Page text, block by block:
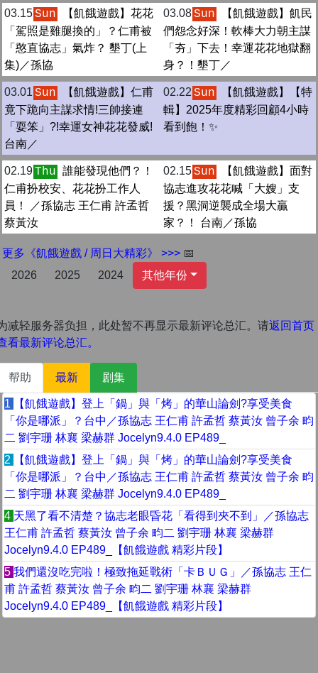
03.15Sun
【飢餓遊戲】花花
「駕照是雞腿換的」？仁甫被
「憨直協志」氣炸？ 墾丁(上
集)／孫協
03.08Sun
【飢餓遊戲】飢民
們怨念好深！軟棒大力朝主謀
「夯」下去！幸運花花地獄翻
身？！墾丁／
03.01 Sun
【飢餓遊戲】仁甫
竟下跪向主謀求情!三帥接連
「耍笨」?!幸運女神花花發威!
台南／
02.22 Sun
【飢餓遊戲】【特
輯】2025年度精彩回顧4小時
看到飽！✨
02.19Thu 誰能發現他們？！
仁甫扮校安、花花扮工作人
員！ ／孫協志 王仁甫 許孟哲
蔡黃汝
02.15Sun
【飢餓遊戲】面對
協志進攻花花喊「大嫂」支
援？黑洞逆襲成全場大贏
家？！ 台南／孫協
更多《飢餓遊戲 / 周日大精彩》 >>> 📅
2026
2025 2024 其他年份
减轻服务器负担，此处暂不再显示最新评论总汇。请返回首页
看最新评论总汇。
帮助 最新 剧集
1
【飢餓遊戲】登上「鍋」與「烤」的華山論劍?享受美食
「你是哪派」？台中／孫協志 王仁甫 許孟哲 蔡黃汝 曾子余 畇
二 劉宇珊 林襄 梁赫群 Jocelyn9.4.0 EP489_
2
【飢餓遊戲】登上「鍋」與「烤」的華山論劍?享受美食
「你是哪派」？台中／孫協志 王仁甫 許孟哲 蔡黃汝 曾子余 畇
二 劉宇珊 林襄 梁赫群 Jocelyn9.4.0 EP489_
4 天黑了看不清楚？協志老眼昏花「看得到夾不到」／孫協志
王仁甫 許孟哲 蔡黃汝 曾子余 畇二 劉宇珊 林襄 梁赫群
Jocelyn9.4.0 EP489_【飢餓遊戲 精彩片段】
5 我們還沒吃完啦！極致拖延戰術「卡ＢＵＧ」／孫協志 王仁
甫 許孟哲 蔡黃汝 曾子余 畇二 劉宇珊 林襄 梁赫群
Jocelyn9.4.0 EP489_【飢餓遊戲 精彩片段】